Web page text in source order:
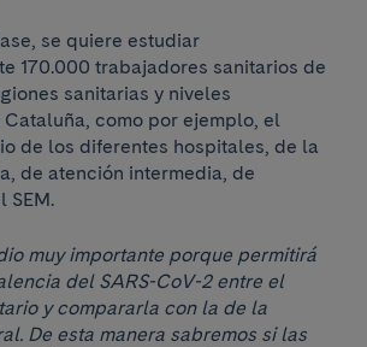
se quiere estudiar
170.000 trabajadores sanitarios de
sanitarias y niveles
como por ejemplo, el
de los diferentes hospitales, de la
de atención intermedia, de
SEM.
muy importante porque permitirá
del SARS-CoV-2 entre el
y compararla con la de la
De esta manera sabremos si las